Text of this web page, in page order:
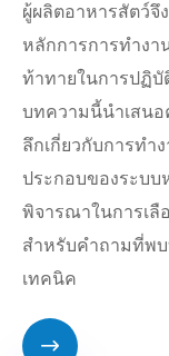
ผู้ผลิตอาหารสัตว์จึ
หลักการการทำงา
ท้าทายในการปฏิ
บทความนี้นำเสนอ
ลึกเกี่ยวกับการท
ประกอบของระบบ
พิจารณาในการเลื
สำหรับคำถามที่พ
เทคนิค
